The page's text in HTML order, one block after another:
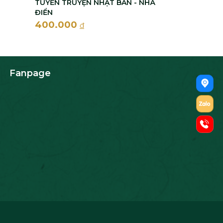
TUYỂN TRUYỆN NHẬT BẢN - NHÃ
ĐIỂN
400.000 đ
Fanpage